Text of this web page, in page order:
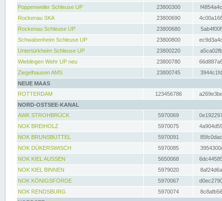
Poppenweiler Schleuse UP
23800300
Rockenau SKA
23800690
Rockenau Schleuse UP
23800680
Schwabenheim Schleuse UP
23800800
Untertürkheim Schleuse UP
23800220
Wieblingen Wehr UP neu
23800780
Ziegelhausen AMS
23800745
NEUE MAAS
ROTTERDAM
123456786
NORD-OSTSEE-KANAL
AWK STROHBRÜCK
5970069
NOK BREIHOLZ
5970075
NOK BRUNSBÜTTEL
5970091
NOK DÜKERSWISCH
5970085
NOK KIEL AUSSEN
5650068
NOK KIEL BINNEN
5979020
NOK KÖNIGSFÖRDE
5970067
NOK RENDSBURG
5970074